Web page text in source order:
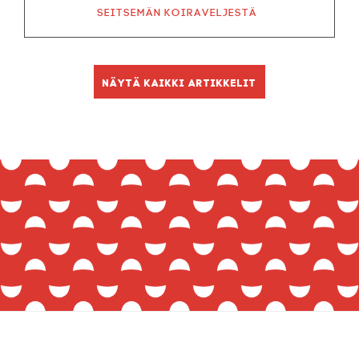
Seitsemän koiraveljestä
Näytä kaikki artikkelit